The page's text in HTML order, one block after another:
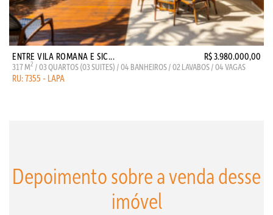
ENTRE VILA ROMANA E SIC... R$ 3.980.000,00
317 M2 / 03 QUARTOS (03 SUITES) / 04 BANHEIROS / 02 LAVABOS / 04 VAGAS
RU: 7355 - LAPA
Depoimento sobre a venda desse
imóvel